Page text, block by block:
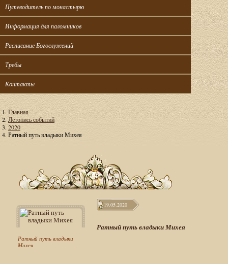
Путеводитель по монастырю
Информация для паломников
Расписание Богослужений
Требы
Контакты
Главная
Летопись событий
2020
Ратный путь владыки Михея
Ратный путь владыки
Михея
19.05.2020
Ратный путь владыки Михея